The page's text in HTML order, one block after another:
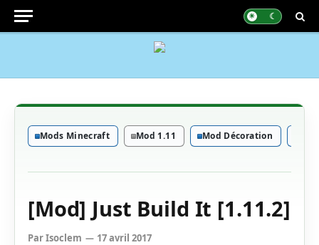
Mods Minecraft Mod 1.11 Mod Décoration
[Mod] Just Build It [1.11.2]
ParIsoclem 17 avril 2017